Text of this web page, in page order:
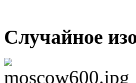
Случайное